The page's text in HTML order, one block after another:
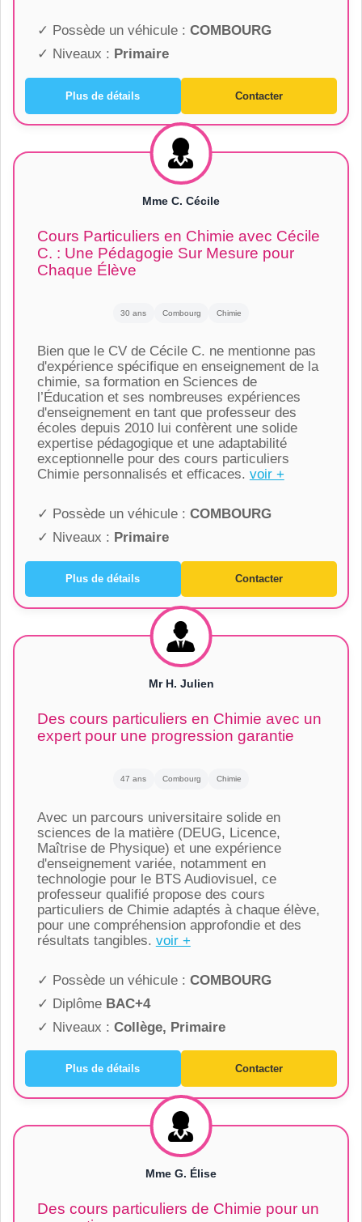
✓ Possède un véhicule : COMBOURG
✓ Niveaux : Primaire
Plus de détails Contacter
Mme C. Cécile
Cours Particuliers en Chimie avec Cécile
C. : Une Pédagogie Sur Mesure pour
Chaque Élève
30 ans Combourg Chimie
Bien que le CV de Cécile C. ne mentionne pas
d'expérience spécifique en enseignement de la
chimie, sa formation en Sciences de
l’Éducation et ses nombreuses expériences
d'enseignement en tant que professeur des
écoles depuis 2010 lui confèrent une solide
expertise pédagogique et une adaptabilité
exceptionnelle pour des cours particuliers
Chimie personnalisés et efficaces. voir +
✓ Possède un véhicule : COMBOURG
✓ Niveaux : Primaire
Plus de détails Contacter
Mr H. Julien
Des cours particuliers en Chimie avec un
expert pour une progression garantie
47 ans Combourg Chimie
Avec un parcours universitaire solide en
sciences de la matière (DEUG, Licence,
Maîtrise de Physique) et une expérience
d'enseignement variée, notamment en
technologie pour le BTS Audiovisuel, ce
professeur qualifié propose des cours
particuliers de Chimie adaptés à chaque élève,
pour une compréhension approfondie et des
résultats tangibles. voir +
✓ Possède un véhicule : COMBOURG
✓ Diplôme BAC+4
✓ Niveaux : Collège, Primaire
Plus de détails Contacter
Mme G. Élise
Des cours particuliers de Chimie pour un